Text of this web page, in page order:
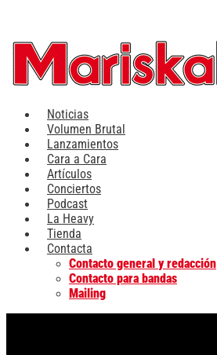
contenido
Noticias
Volumen Brutal
Lanzamientos
Cara a Cara
Artículos
Conciertos
Podcast
La Heavy
Tienda
Contacta
Contacto general y redacción
Contacto para bandas
Mailing